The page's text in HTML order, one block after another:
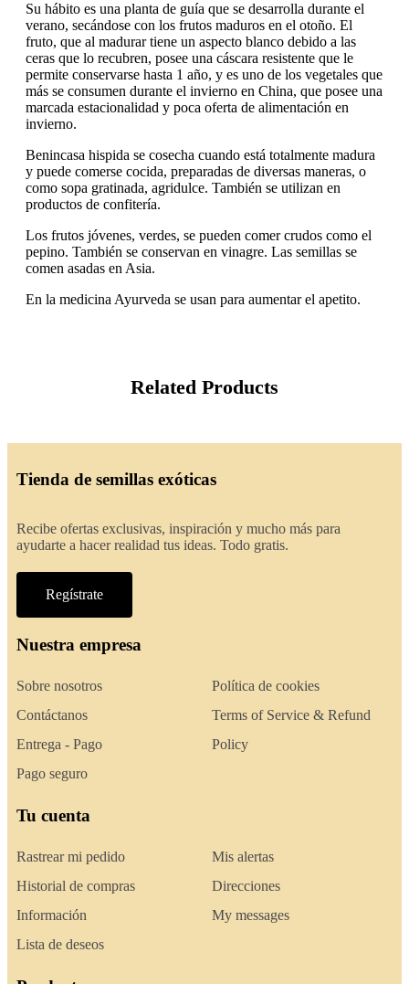
Su hábito es una planta de guía que se desarrolla durante el
verano, secándose con los frutos maduros en el otoño. El
fruto, que al madurar tiene un aspecto blanco debido a las
ceras que lo recubren, posee una cáscara resistente que le
permite conservarse hasta 1 año, y es uno de los vegetales que
más se consumen durante el invierno en China, que posee una
marcada estacionalidad y poca oferta de alimentación en
invierno.
Benincasa hispida se cosecha cuando está totalmente madura
y puede comerse cocida, preparadas de diversas maneras, o
como sopa gratinada, agridulce. También se utilizan en
productos de confitería.
Los frutos jóvenes, verdes, se pueden comer crudos como el
pepino. También se conservan en vinagre. Las semillas se
comen asadas en Asia.
En la medicina Ayurveda se usan para aumentar el apetito.
Related Products
Tienda de semillas exóticas
Recibe ofertas exclusivas, inspiración y mucho más para
ayudarte a hacer realidad tus ideas. Todo gratis.
Regístrate
Nuestra empresa
Sobre nosotros
Contáctanos
Entrega - Pago
Pago seguro
Política de cookies
Terms of Service & Refund
Policy
Tu cuenta
Rastrear mi pedido
Historial de compras
Información
Lista de deseos
Mis alertas
Direcciones
My messages